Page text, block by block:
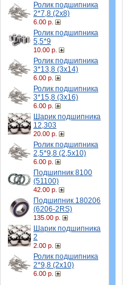
Ролик подшипника
2*7,8 (2х8)
6.00 р.
Ролик подшипника
5,5*9
10.00 р.
Ролик подшипника
3*13,8 (3х14)
6.00 р.
Ролик подшипника
3*15,8 (3х16)
6.00 р.
Шарик подшипника
12,303
20.00 р.
Ролик подшипника
2,5*9,8 (2,5х10)
6.00 р.
Подшипник 8100
(51100)
42.00 р.
Подшипник 180206
(6206-2RS)
135.00 р.
Шарик подшипника
2
2.00 р.
Ролик подшипника
2*9,8 (2х10)
6.00 р.